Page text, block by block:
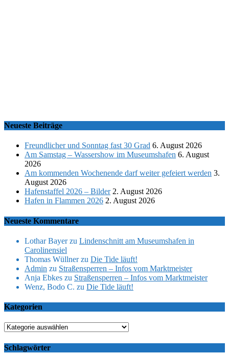
Neueste Beiträge
Freundlicher und Sonntag fast 30 Grad 6. August 2026
Am Samstag – Wassershow im Museumshafen 6. August
2026
Am kommenden Wochenende darf weiter gefeiert werden 3.
August 2026
Hafenstaffel 2026 – Bilder 2. August 2026
Hafen in Flammen 2026 2. August 2026
Neueste Kommentare
Lothar Bayerzu Lindenschnitt am Museumshafen in
Carolinensiel
Thomas Wüllnerzu Die Tide läuft!
Admin zu Straßensperren – Infos vom Marktmeister
Anja Ebkes zu Straßensperren – Infos vom Marktmeister
Wenz, Bodo C. zu Die Tide läuft!
Kategorien
Kategorien
Schlagwörter